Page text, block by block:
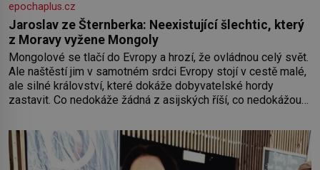
epochaplus.cz
Jaroslav ze Šternberka: Neexistující šlechtic, který
z Moravy vyžene Mongoly
Mongolové se tlačí do Evropy a hrozí, že ovládnou celý svět.
Ale naštěstí jim v samotném srdci Evropy stojí v cestě malé,
ale silné království, které dokáže dobyvatelské hordy
zastavit. Co nedokáže žádná z asijských říší, co nedokážou
od roku 1223 postupují podél Kaspického a Azovského
moře,